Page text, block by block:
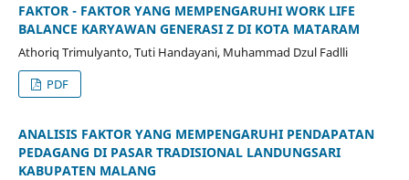
FAKTOR - FAKTOR YANG MEMPENGARUHI WORK LIFE
BALANCE KARYAWAN GENERASI Z DI KOTA MATARAM
Athoriq Trimulyanto, Tuti Handayani, Muhammad Dzul Fadlli
PDF
ANALISIS FAKTOR YANG MEMPENGARUHI PENDAPATAN
PEDAGANG DI PASAR TRADISIONAL LANDUNGSARI
KABUPATEN MALANG